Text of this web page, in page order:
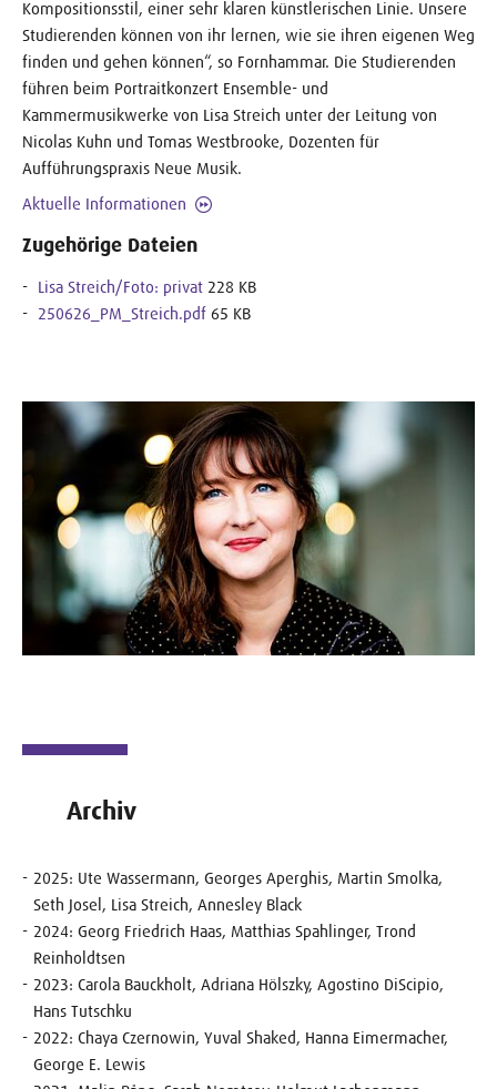
Kompositionsstil, einer sehr klaren künstlerischen Linie. Unsere
Studierenden können von ihr lernen, wie sie ihren eigenen Weg
finden und gehen können“, so Fornhammar. Die Studierenden
führen beim Portraitkonzert Ensemble- und
Kammermusikwerke von Lisa Streich unter der Leitung von
Nicolas Kuhn und Tomas Westbrooke, Dozenten für
Aufführungspraxis Neue Musik.
Aktuelle Informationen
Zugehörige Dateien
Lisa Streich/Foto: privat 228 KB
250626_PM_Streich.pdf 65 KB
Archiv
2025: Ute Wassermann, Georges Aperghis, Martin Smolka,
Seth Josel, Lisa Streich, Annesley Black
2024: Georg Friedrich Haas, Matthias Spahlinger, Trond
Reinholdtsen
2023: Carola Bauckholt, Adriana Hölszky, Agostino DiScipio,
Hans Tutschku
2022: Chaya Czernowin, Yuval Shaked, Hanna Eimermacher,
George E. Lewis